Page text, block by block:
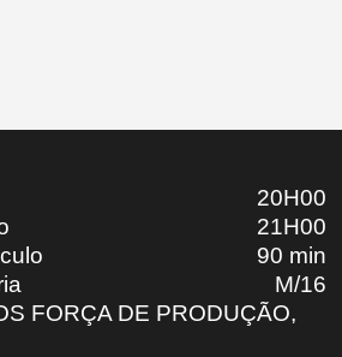
20H00
21H00
90 min
M/16
FORÇA DE PRODUÇÃO,